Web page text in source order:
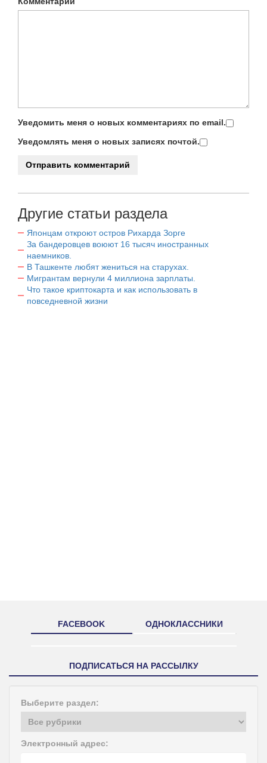
Уведомить меня о новых комментариях по email.
Уведомлять меня о новых записях почтой.
Другие статьи раздела
Японцам откроют остров Рихарда Зорге
За бандеровцев воюют 16 тысяч иностранных
наемников.
В Ташкенте любят жениться на старухах.
Мигрантам вернули 4 миллиона зарплаты.
Что такое криптокарта и как использовать в
повседневной жизни
FACEBOOK ОДНОКЛАССНИКИ
ПОДПИСАТЬСЯ НА РАССЫЛКУ
Выберите раздел:
Электронный адрес: